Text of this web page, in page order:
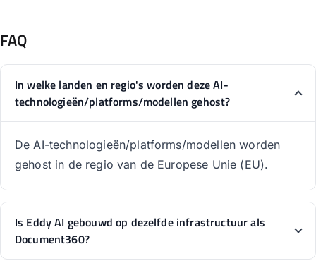
FAQ
In welke landen en regio's worden deze AI-
technologieën/platforms/modellen gehost?
De AI-technologieën/platforms/modellen worden
gehost in de regio van de Europese Unie (EU).
Is Eddy AI gebouwd op dezelfde infrastructuur als
Document360?